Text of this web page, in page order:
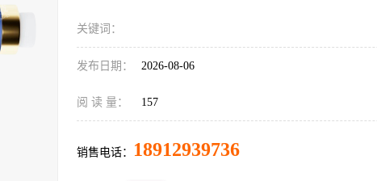
关键词：
发布日期： 2026-08-06
阅 读 量： 157
销售电话： 18912939736